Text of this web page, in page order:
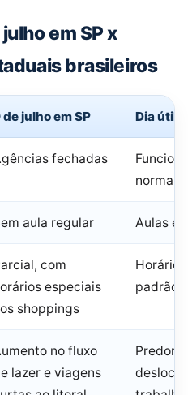
em SP x
brasileiros
de julho em SP Dia útil
fechadas
normal
aula regular Aulas e
com
especiais
shoppings
Horário
padrão
no fluxo
lazer e viagens